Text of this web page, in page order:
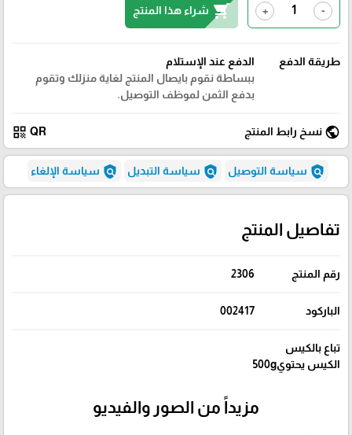
-
+
shopping_cart شراء هذا المنتج
طريقة الدفع
الدفع عند الإستلام
ببساطة نقوم بايصال المنتج لغاية منزلك وتقوم
بدفع الثمن لموظف التوصيل.
public نسخ رابط المنتج QR
qr_code
policy سياسة التوصيل policy سياسة التبديل policy سياسة الإلغاء
تفاصيل المنتج
رقم المنتج 2306
الباركود 002417
تباع بالكيس
الكيس يحتوي500g
مزيداً من الصور والفيديو